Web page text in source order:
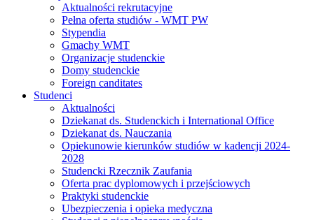
Aktualności rekrutacyjne
Pełna oferta studiów - WMT PW
Stypendia
Gmachy WMT
Organizacje studenckie
Domy studenckie
Foreign canditates
Studenci
Aktualności
Dziekanat ds. Studenckich i International Office
Dziekanat ds. Nauczania
Opiekunowie kierunków studiów w kadencji 2024-
2028
Studencki Rzecznik Zaufania
Oferta prac dyplomowych i przejściowych
Praktyki studenckie
Ubezpieczenia i opieka medyczna